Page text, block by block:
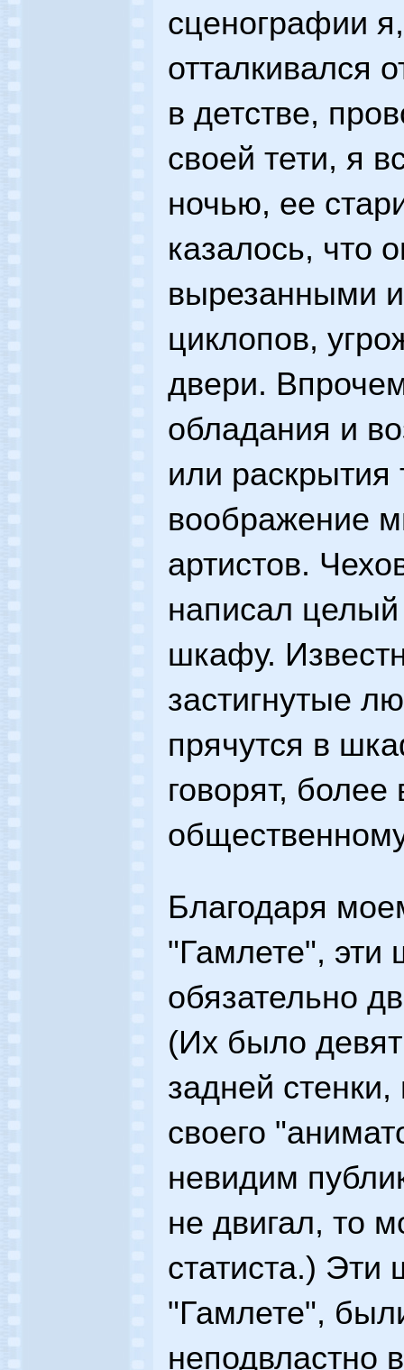
сценографии
отталкивался
в детстве,
своей тети, я
ночью, ее
казалось, что
вырезанными
циклопов,
двери.
обладания и
или
воображение
артистов.
написал целый
шкафу.
застигнутые
прячутся в
говорят, более
Благодаря
"Гамлете",
обязательно
(Их было
задней
своего
невидим
не двигал, то
статиста.)
"Гамлете",
неподвластно